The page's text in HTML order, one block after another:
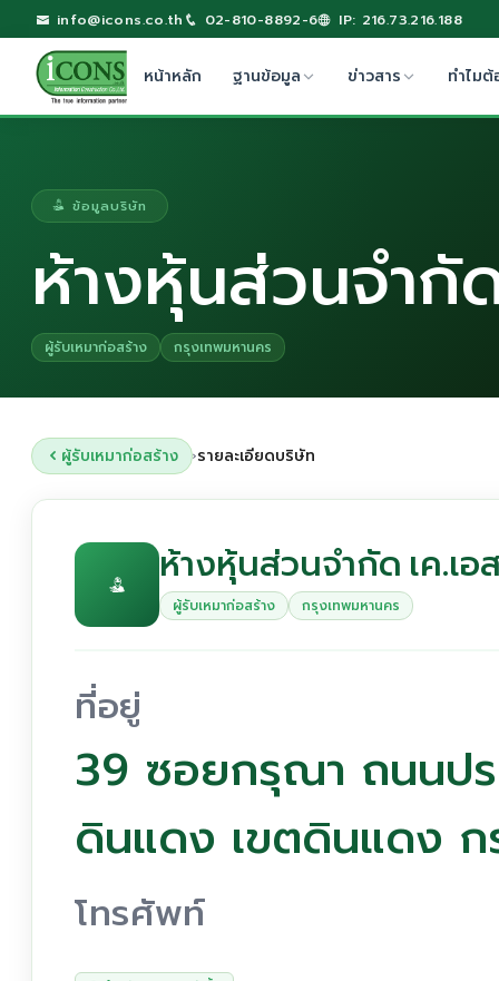
info@icons.co.th 02-810-8892-6 IP: 216.73.216.188
หน้าหลัก ฐานข้อมูล ข่าวสาร ทำไมต้
ข้อมูลบริษัท
ห้างหุ้นส่วนจำกัด
ผู้รับเหมาก่อสร้าง กรุงเทพมหานคร
ผู้รับเหมาก่อสร้าง ›รายละเอียดบริษัท
ห้างหุ้นส่วนจำกัด เค.เอ
ผู้รับเหมาก่อสร้าง กรุงเทพมหานคร
ที่อยู่
39 ซอยกรุณา ถนนปร
ดินแดง เขตดินแดง
โทรศัพท์